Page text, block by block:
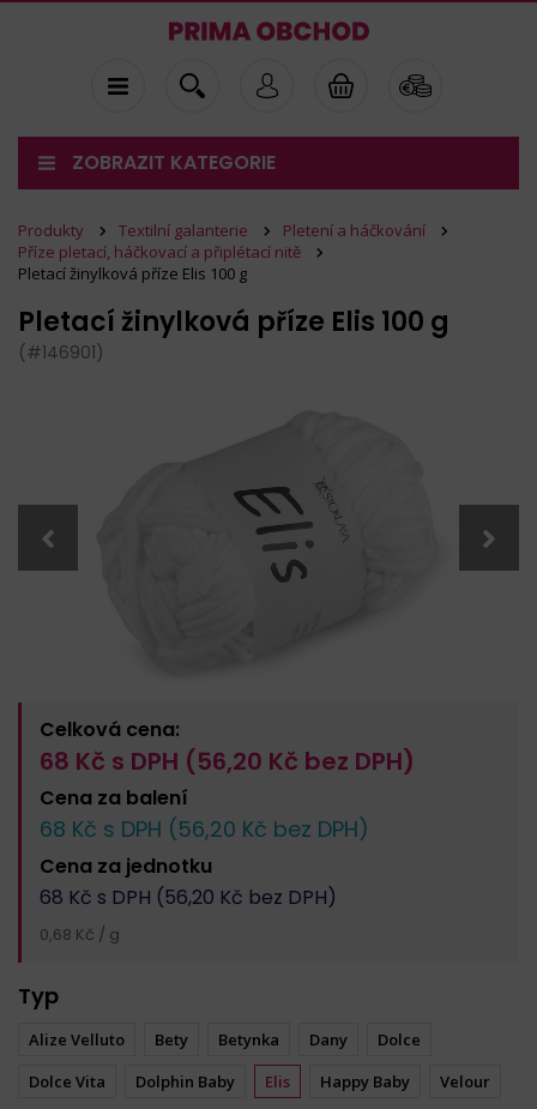
ZOBRAZIT KATEGORIE
Produkty Textilní galanterie
Pletení a háčkování
Příze pletací, háčkovací a připlétací nitě
Pletací žinylková příze Elis 100 g
Pletací žinylková příze Elis 100 g
(#146901)
Celková cena:
68 Kč s DPH (56,20 Kč bez DPH)
Cena za balení
68 Kč s DPH (56,20 Kč bez DPH)
Cena za jednotku
68 Kč s DPH (56,20 Kč bez DPH)
0,68 Kč / g
Typ
Alize Velluto Bety Betynka Dany
Dolce
Dolce Vita
Dolphin Baby Elis Happy Baby Velour